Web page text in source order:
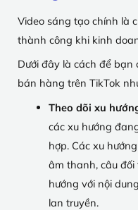
Video sáng tạo chính là
thành công khi kinh
Dưới đây là cách để bạn
bán hàng trên TikTok
Theo dõi xu
các xu hướng
hợp. Các xu
âm thanh, câu đối
hướng với nội
lan truyền.